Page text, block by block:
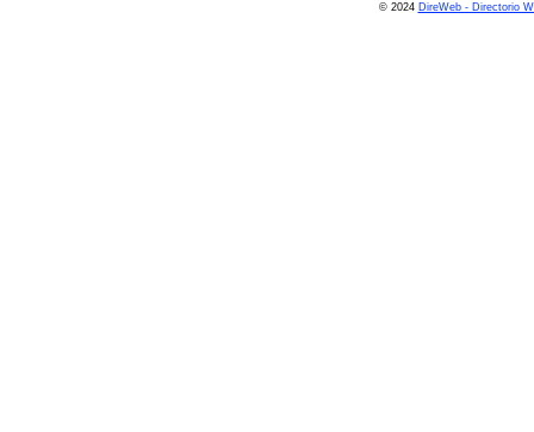
© 2024 DireWeb - Directorio